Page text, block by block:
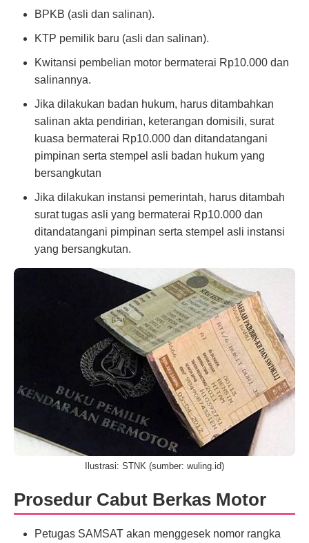
BPKB (asli dan salinan).
KTP pemilik baru (asli dan salinan).
Kwitansi pembelian motor bermaterai Rp10.000 dan
salinannya.
Jika dilakukan badan hukum, harus ditambahkan
salinan akta pendirian, keterangan domisili, surat
kuasa bermaterai Rp10.000 dan ditandatangani
pimpinan serta stempel asli badan hukum yang
bersangkutan
Jika dilakukan instansi pemerintah, harus ditambah
surat tugas asli yang bermaterai Rp10.000 dan
ditandatangani pimpinan serta stempel asli instansi
yang bersangkutan.
Ilustrasi: STNK (sumber: wuling.id)
Prosedur Cabut Berkas Motor
Petugas SAMSAT akan menggesek nomor rangka